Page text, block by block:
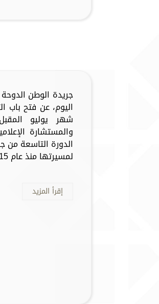
جريدة الوطن
اليوم، عن فتح باب
شهر يوليو
والمستشارة
الدورة التاسعة من
لمسيرتها منذ عام 2015، لتصبح أهم وأكبر جائزة ترج...
إقرأ المزيد